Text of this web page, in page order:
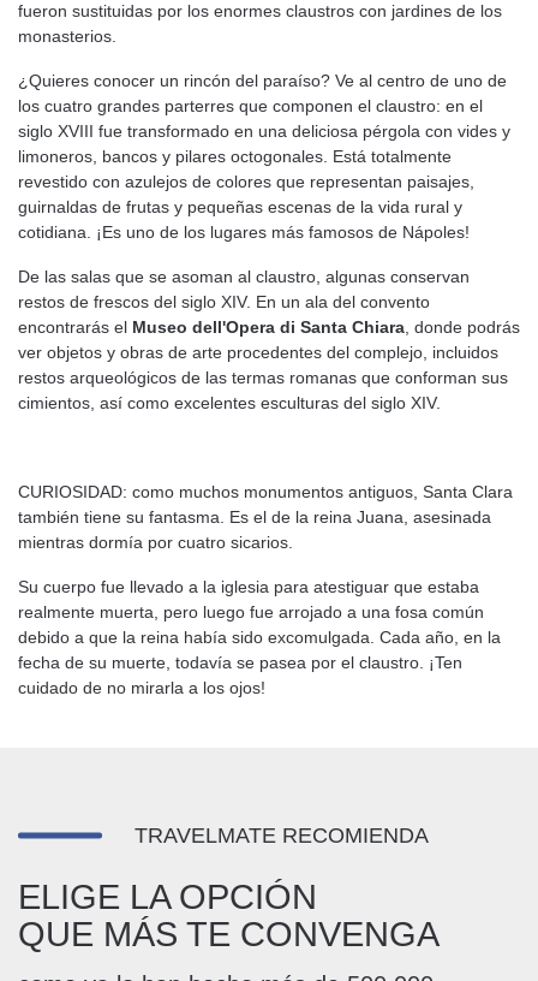
fueron sustituidas por los enormes claustros con jardines de los
monasterios.
¿Quieres conocer un rincón del paraíso? Ve al centro de uno de
los cuatro grandes parterres que componen el claustro: en el
siglo XVIII fue transformado en una deliciosa pérgola con vides y
limoneros, bancos y pilares octogonales. Está totalmente
revestido con azulejos de colores que representan paisajes,
guirnaldas de frutas y pequeñas escenas de la vida rural y
cotidiana. ¡Es uno de los lugares más famosos de Nápoles!
De las salas que se asoman al claustro, algunas conservan
restos de frescos del siglo XIV. En un ala del convento
encontrarás el Museo dell'Opera di Santa Chiara , donde podrás
ver objetos y obras de arte procedentes del complejo, incluidos
restos arqueológicos de las termas romanas que conforman sus
cimientos, así como excelentes esculturas del siglo XIV.
CURIOSIDAD: como muchos monumentos antiguos, Santa Clara
también tiene su fantasma. Es el de la reina Juana, asesinada
mientras dormía por cuatro sicarios.
Su cuerpo fue llevado a la iglesia para atestiguar que estaba
realmente muerta, pero luego fue arrojado a una fosa común
debido a que la reina había sido excomulgada. Cada año, en la
fecha de su muerte, todavía se pasea por el claustro. ¡Ten
cuidado de no mirarla a los ojos!
TRAVELMATE RECOMIENDA
ELIGE LA OPCIÓN
QUE MÁS TE CONVENGA